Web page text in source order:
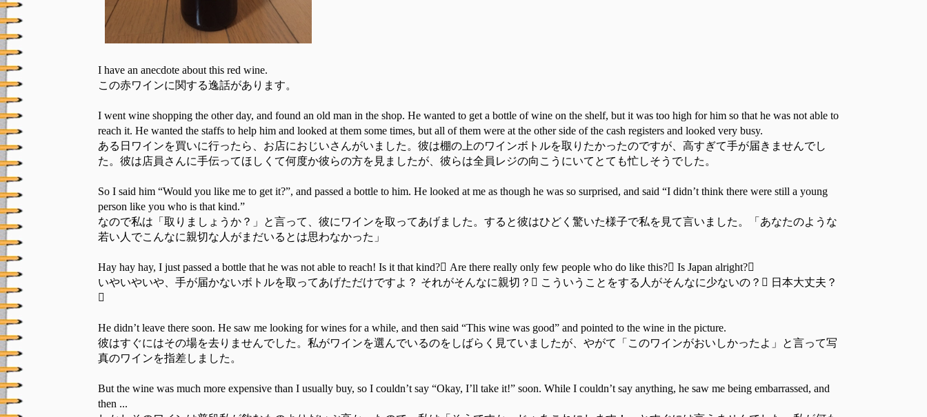
I have an anecdote about this red wine.
この赤ワインに関する逸話があります。
I went wine shopping the other day, and found an old man in the shop. He wanted to get a bottle of wine on the shelf, but it was too high for him so that he was not able to
reach it. He wanted the staffs to help him and looked at them some times, but all of them were at the other side of the cash registers and looked very busy.
ある日ワインを買いに行ったら、お店におじいさんがいました。彼は棚の上のワインボトルを取りたかったのですが、高すぎて手が届きませんでし
た。彼は店員さんに手伝ってほしくて何度か彼らの方を見ましたが、彼らは全員レジの向こうにいてとても忙しそうでした。
So I said him “Would you like me to get it?”, and passed a bottle to him. He looked at me as though he was so surprised, and said “I didn’t think there were still a young
person like you who is that kind.”
なので私は「取りましょうか？」と言って、彼にワインを取ってあげました。すると彼はひどく驚いた様子で私を見て言いました。「あなたのような
若い人でこんなに親切な人がまだいるとは思わなかった」
Hay hay hay, I just passed a bottle that he was not able to reach! Is it that kind?𿘂 Are there really only few people who do like this?𿘂 Is Japan alright?𿘂
いやいやいや、手が届かないボトルを取ってあげただけですよ？ それがそんなに親切？𿘂 こういうことをする人がそんなに少ないの？𿘂 日本大丈夫？
𿘂
He didn’t leave there soon. He saw me looking for wines for a while, and then said “This wine was good” and pointed to the wine in the picture.
彼はすぐにはその場を去りませんでした。私がワインを選んでいるのをしばらく見ていましたが、やがて「このワインがおいしかったよ」と言って写
真のワインを指差しました。
But the wine was much more expensive than I usually buy, so I couldn’t say “Okay, I’ll take it!” soon. While I couldn’t say anything, he saw me being embarrassed, and
then ...